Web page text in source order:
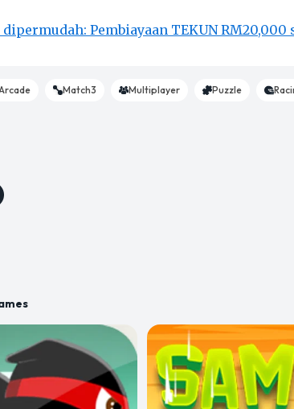
Pembiayaan TEKUN RM20,000